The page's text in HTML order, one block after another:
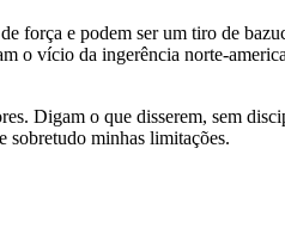
força e podem ser um tiro de
o vício da ingerência norte-
Digam o que disserem, sem
sobretudo minhas limitações.